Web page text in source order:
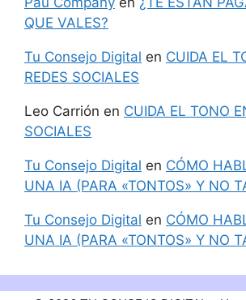
QUE VALES?
Tu Consejo Digital en CUIDA EL
REDES SOCIALES
Leo Carrión en CUIDA EL TONO
SOCIALES
Tu Consejo Digital en CÓMO
UNA IA (PARA «TONTOS» Y NO
Tu Consejo Digital en CÓMO
UNA IA (PARA «TONTOS» Y NO